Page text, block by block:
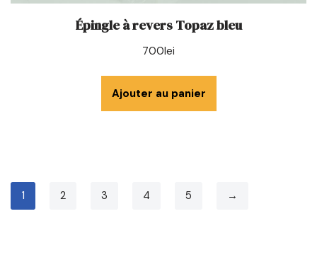
Épingle à revers Topaz bleu
700lei
Ajouter au panier
1 2 3 4 5 →